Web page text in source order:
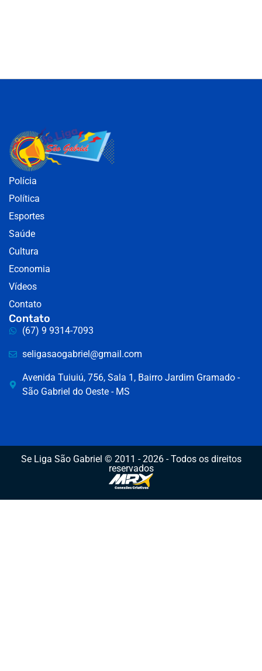
Polícia
Política
Esportes
Saúde
Cultura
Economia
Vídeos
Contato
Contato
(67) 9 9314-7093
seligasaogabriel@gmail.com
Avenida Tuiuiú, 756, Sala 1, Bairro Jardim Gramado -
São Gabriel do Oeste - MS
Se Liga São Gabriel © 2011 - 2026 - Todos os direitos
reservados